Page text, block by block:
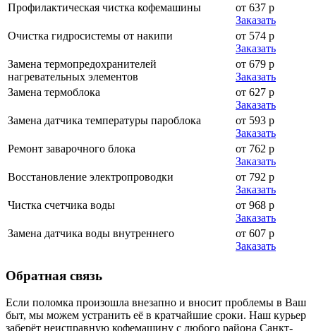
Профилактическая чистка кофемашины
от 637 р
Заказать
Очистка гидросистемы от накипи
от 574 р
Заказать
Замена термопредохранителей
нагревательных элементов
от 679 р
Заказать
Замена термоблока
от 627 р
Заказать
Замена датчика температуры пароблока
от 593 р
Заказать
Ремонт заварочного блока
от 762 р
Заказать
Восстановление электропроводки
от 792 р
Заказать
Чистка счетчика воды
от 968 р
Заказать
Замена датчика воды внутреннего
от 607 р
Заказать
Обратная связь
Если поломка произошла внезапно и вносит проблемы в Ваш
быт, мы можем устранить её в кратчайшие сроки. Наш курьер
заберёт неисправную кофемашину с любого района Санкт-